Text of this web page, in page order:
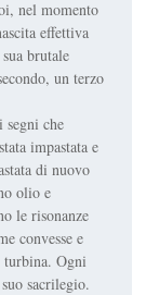
nel momento
effettiva
brutale
un terzo
che
impastata e
di nuovo
olio e
le risonanze
convesse e
turbina. Ogni
sacrilegio.